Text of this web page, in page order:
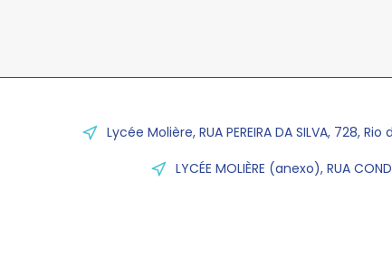
Lycée Molière, RUA PEREIRA DA SILVA, 728,
LYCÉE MOLIÈRE (anexo), RUA